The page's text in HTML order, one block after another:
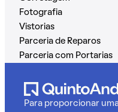
Fotografia
Vistorias
Parceria de Reparos
Parceria com Portarias
Para proporcionar